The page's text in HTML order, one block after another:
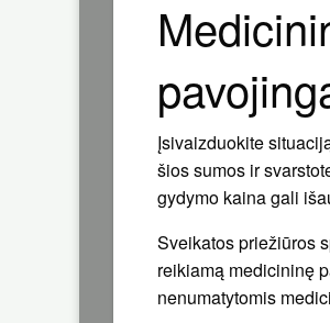
Įsivaizduokite
šios sumos ir
gydymo kaina gali
Sveikatos priežiūros
reikiamą medicininę
nenumatytomis